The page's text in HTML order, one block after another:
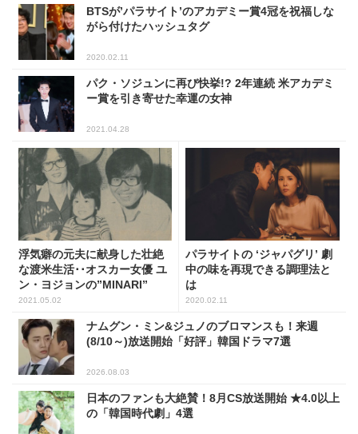
BTSが’パラサイト’のアカデミー賞4冠を祝福しな
がら付けたハッシュタグ
2020.02.11
パク・ソジュンに再び快挙!? 2年連続 米アカデミ
ー賞を引き寄せた幸運の女神
2021.04.28
浮気癖の元夫に献身した壮絶
な渡米生活･･オスカー女優 ユ
ン・ヨジョンの”MINARI”
2021.05.02
パラサイトの ‘ジャパグリ’ 劇
中の味を再現できる調理法と
は
2020.02.11
ナムグン・ミン&ジュノのブロマンスも！来週
(8/10～)放送開始「好評」韓国ドラマ7選
2026.08.03
日本のファンも大絶賛！8月CS放送開始 ★4.0以上
の「韓国時代劇」4選